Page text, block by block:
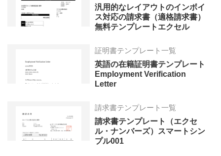
汎用的なレイアウトのインボイ
ス対応の請求書（適格請求書）
無料テンプレートエクセル
証明書テンプレート一覧
英語の在籍証明書テンプレート
Employment Verification
Letter
請求書テンプレート一覧
請求書テンプレート（エクセ
ル・ナンバーズ）スマートシン
プル001